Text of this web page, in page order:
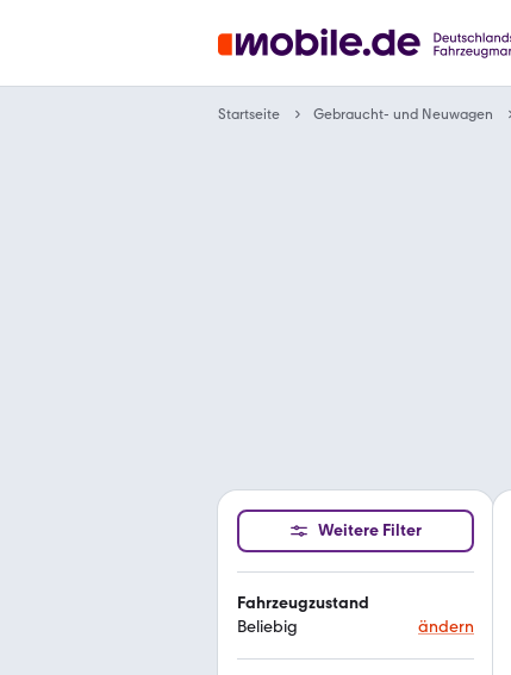
Startseite Gebraucht- und Neuwagen
Weitere Filter
Fahrzeugzustand
Beliebig
ändern